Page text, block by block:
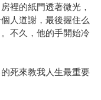
裡的紙門透著微光，
人道謝，最後握住么
不久，他的手開始冷
死來教我人生最重要